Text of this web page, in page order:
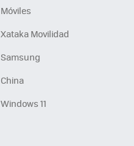
Móviles
Xataka Movilidad
Samsung
China
Windows 11